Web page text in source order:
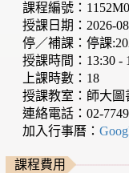
課程編號：
授課日期：2026-
停／補課：停課
授課時間：13:30 -
上課時數：18
授課教室：師大
連絡電話：02-
加入行事曆：
課程費用